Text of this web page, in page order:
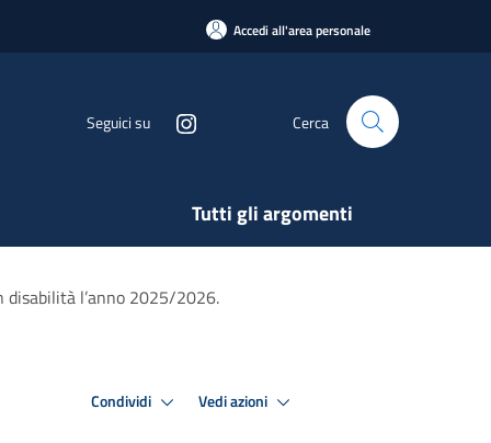
Accedi all'area personale
Seguici su Cerca
Tutti gli argomenti
disabilità l’anno 2025/2026.
Condividi Vedi azioni